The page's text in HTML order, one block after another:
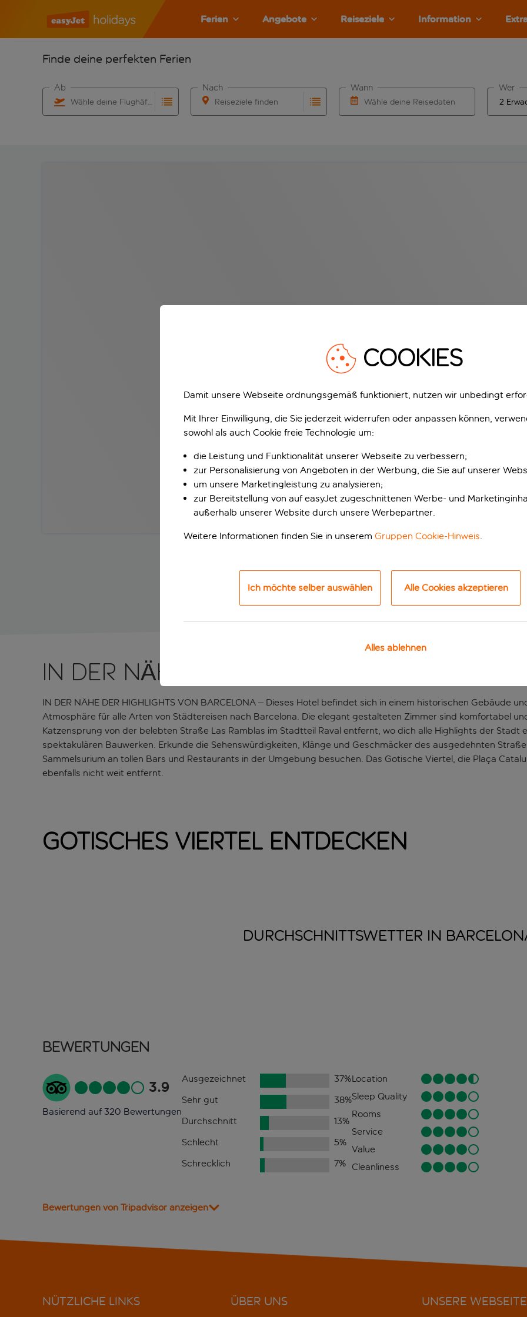
Ferien Angebote Reiseziele Information
Finde deine perfekten Ferien
Wähle deine Flughäfen
Ab
Reiseziele finden
Nach
Wähle deine Reisedaten
Wann Wer
IN DER NÄHE VON BARCELONAS HIGHLIGHTS
IN DER NÄHE DER HIGHLIGHTS VON BARCELONA – Dieses Hotel befindet sich in einem historischen Gebäude
Atmosphäre für alle Arten von Städtereisen nach Barcelona. Die elegant gestalteten Zimmer sind komfortabel
Katzensprung von der belebten Straße Las Ramblas im Stadtteil Raval entfernt, wo dich alle Highlights der Stadt
spektakulären Bauwerken. Erkunde die Sehenswürdigkeiten, Klänge und Geschmäcker des ausgedehnten
Sammelsurium an tollen Bars und Restaurants in der Umgebung besuchen. Das Gotische Viertel, die Plaça
ebenfalls nicht weit entfernt.
Gotisches Viertel entdecken
DURCHSCHNITTSWETTER IN
Bewertungen
3.9
Basierend auf 320 Bewertungen
Ausgezeichnet 37%
Sehr gut
38%
Durchschnitt
13%
Schlecht
5%
Schrecklich
7%
Location
Sleep Quality
Rooms
Service
Value
Cleanliness
Bewertungen von Tripadvisor anzeigen
NÜTZLICHE LINKS ÜBER UNS UNSERE WEBSEITE
COOKIES
Damit unsere Webseite ordnungsgemäß funktioniert, nutzen wir unbedingt
Mit Ihrer Einwilligung, die Sie jederzeit widerrufen oder anpassen können,
sowohl als auch Cookie freie Technologie um:
die Leistung und Funktionalität unserer Webseite zu verbessern;
zur Personalisierung von Angeboten in der Werbung, die Sie auf unserer
um unsere Marketingleistung zu analysieren;
zur Bereitstellung von auf easyJet zugeschnittenen Werbe- und
außerhalb unserer Website durch unsere Werbepartner.
Weitere Informationen finden Sie in unserem Gruppen Cookie-Hinweis.
Ich möchte selber auswählen Alle Cookies akzeptieren
Alles ablehnen